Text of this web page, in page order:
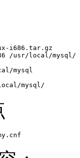
i686.tar.gz
/usr/local/mysql/
mysql